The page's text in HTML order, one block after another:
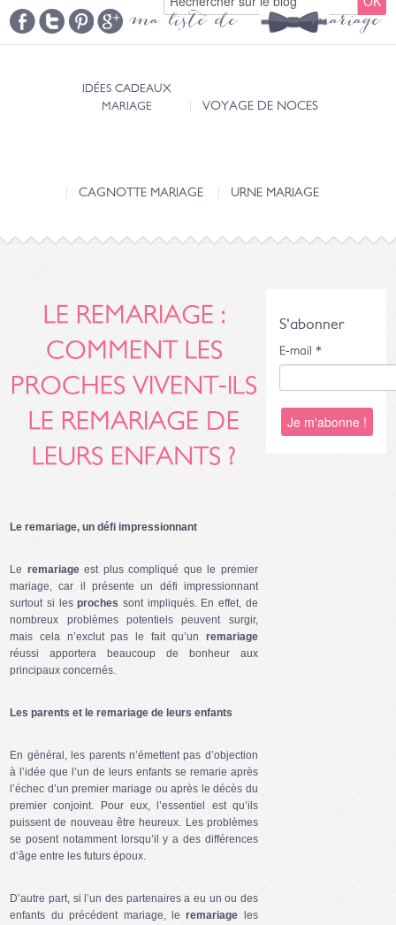
ma liste de mariage
IDÉES CADEAUX
MARIAGE
VOYAGE DE NOCES
CAGNOTTE MARIAGE URNE MARIAGE
LE REMARIAGE :
COMMENT LES
PROCHES VIVENT-ILS
LE REMARIAGE DE
LEURS ENFANTS ?
Le remariage, un défi impressionnant
Le remariageest plus compliqué que le premier
mariage, car il présente un défi impressionnant
surtout si lesproches sont impliqués. En effet, de
nombreux problèmes potentiels peuvent surgir,
mais cela n’exclut pas le fait qu’un remariage
réussi apportera beaucoup de bonheur aux
principaux concernés.
Les parents et le remariage de leurs enfants
En général, les parents n’émettent pas d’objection
à l’idée que l’un de leurs enfants se remarie après
l’échec d’un premier mariage ou après le décès du
premier conjoint. Pour eux, l’essentiel est qu’ils
puissent de nouveau être heureux. Les problèmes
se posent notamment lorsqu’il y a des différences
d’âge entre les futurs époux.
D’autre part, si l’un des partenaires a eu un ou des
enfants du précédent mariage, leremariage les
S'abonner
E-mail *